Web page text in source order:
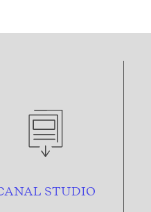
STUDIO